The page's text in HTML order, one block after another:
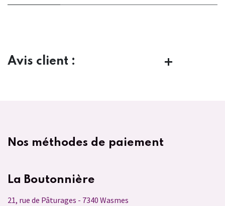
Avis client :
Nos méthodes de paiement
La Boutonnière
21, rue de Pâturages - 7340 Wasmes